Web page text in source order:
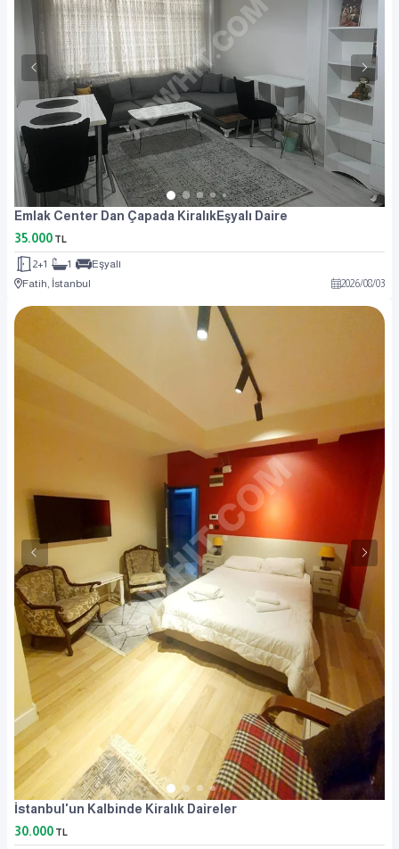
Emlak Center Dan Çapada KiralıkEşyalı Daire
35.000 TL
2+1 1
Eşyalı
Fatih, İstanbul
2026/08/03
İstanbul'un Kalbinde Kiralık Daireler
30.000 TL